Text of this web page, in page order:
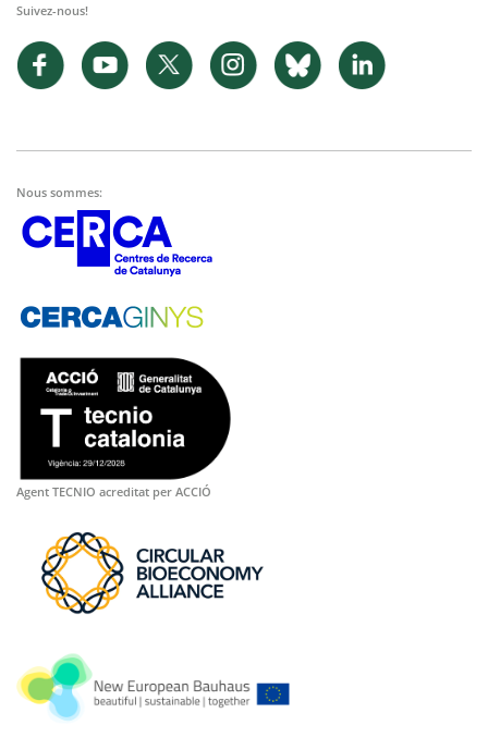
Suivez-nous!
Nous sommes:
Agent TECNIO acreditat per ACCIÓ